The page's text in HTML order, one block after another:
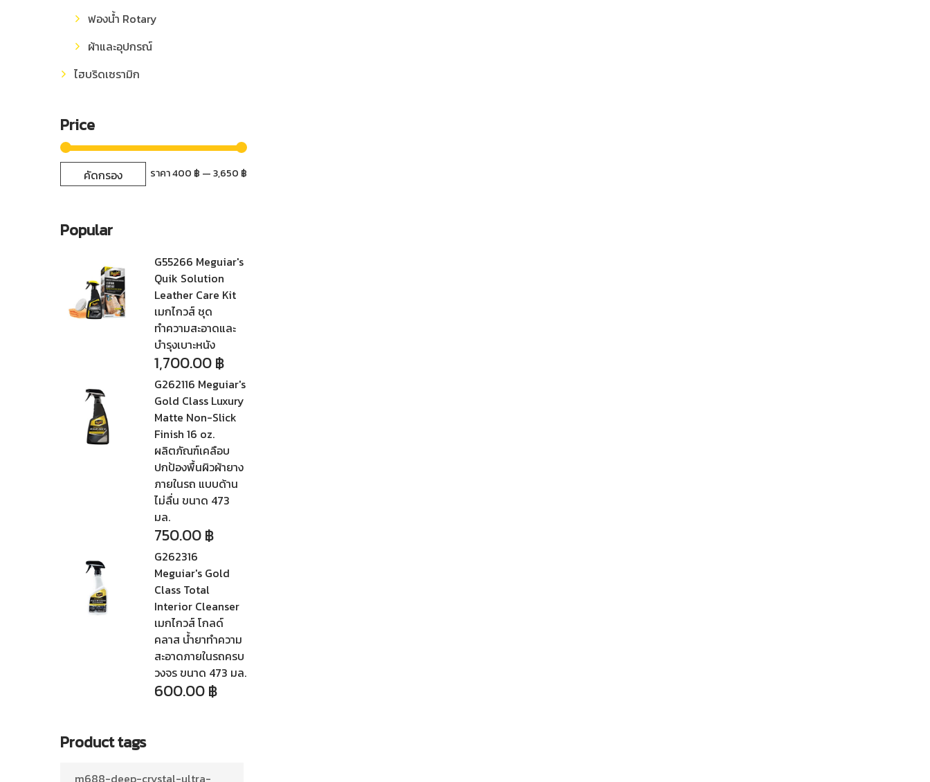
ฟองน้ำ Rotary
ผ้าและอุปกรณ์
ไฮบริดเซรามิก
Price
คัดกรอง ราคา400 ฿ —3,650 ฿
Popular
G55266 Meguiar's
Quik Solution
Leather Care Kit
เมกไกวส์ ชุด
ทำความสะอาดและ
บำรุงเบาะหนัง
1,700.00฿
G262116 Meguiar's
Gold Class Luxury
Matte Non-Slick
Finish 16 oz.
ผลิตภัณฑ์เคลือบ
ปกป้องพื้นผิวผ้ายาง
ภายในรถ แบบด้าน
ไม่ลื่น ขนาด 473
มล.
750.00฿
G262316
Meguiar's Gold
Class Total
Interior Cleanser
เมกไกวส์ โกลด์
คลาส น้ำยาทำความ
สะอาดภายในรถครบ
วงจร ขนาด 473 มล.
600.00฿
Product tags
m688-deep-crystal-ultra-